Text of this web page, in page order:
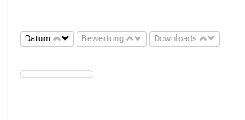
Datum Bewertung Downloads